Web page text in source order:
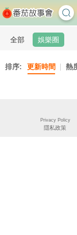
全部 娛樂圈
排序: 更新時間 熱
Privacy Policy
隱私政策